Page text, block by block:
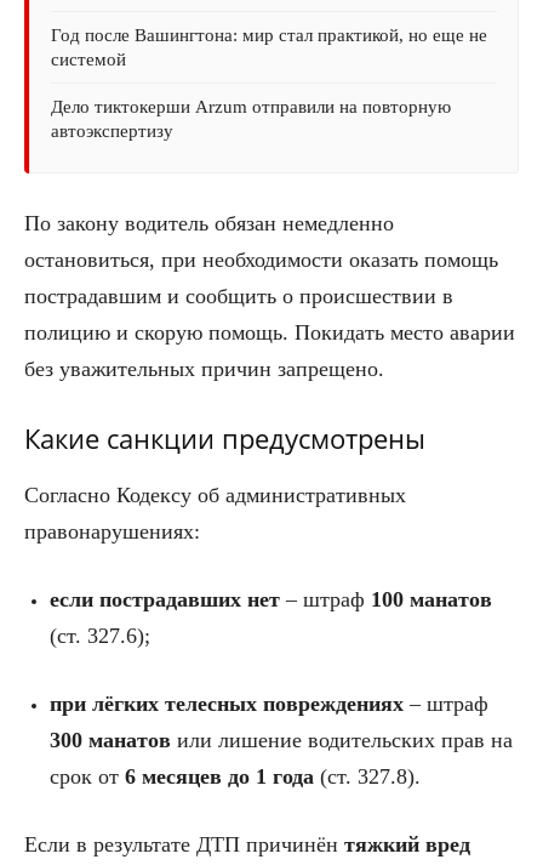
Год после Вашингтона: мир стал практикой, но еще не
системой
Дело тиктокерши Arzum отправили на повторную
автоэкспертизу
По закону водитель обязан немедленно
остановиться, при необходимости оказать помощь
пострадавшим и сообщить о происшествии в
полицию и скорую помощь. Покидать место аварии
без уважительных причин запрещено.
Какие санкции предусмотрены
Согласно Кодексу об административных
правонарушениях:
если пострадавших нет – штраф 100 манатов
(ст. 327.6);
при лёгких телесных повреждениях – штраф
300 манатов или лишение водительских прав на
срок от 6 месяцев до 1 года (ст. 327.8).
Если в результате ДТП причинён тяжкий вред